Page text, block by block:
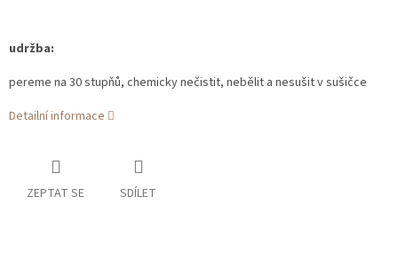
udržba:
pereme na 30 stupňů, chemicky nečistit, nebělit a nesušit v sušičce
Detailní informace
ZEPTAT SE SDÍLET